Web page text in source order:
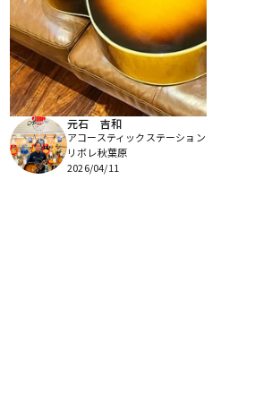
元石 吉和
アコースティックステーション
リボレ秋葉原
2026/04/11